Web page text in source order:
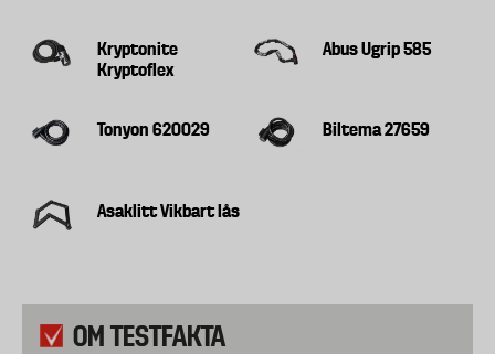
Kryptonite
Kryptoflex
Abus Ugrip 585
Tonyon 620029 Biltema 27659
Asaklitt Vikbart lås
OM TESTFAKTA